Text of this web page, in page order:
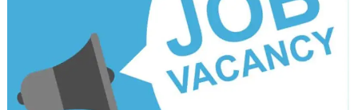
പൊതുമരാമത്ത് മന്ത്രി പി.കെ. ബഷീറിന്റെ നടപടി
പ്രതിഷേധാർഹം ബി ജെ പി
ചോങ്കര ജോര്‍ജ് ചാക്കോ (അപ്പച്ചന്‍) നിര്യാതനായി
ഓക്‌സിജനിലെ പ്രീ ഓണം സെയില്‍ ഇനി രണ്ട് ദിവസം കൂടി,
30 കോടിയുടെ സമ്മാനങ്ങളും ആനുകൂല്യങ്ങളും